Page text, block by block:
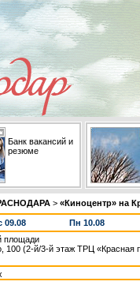
Банк вакансий и
резюме
> «Киноцентр» на
09.08
Пн 10.08
площади
100 (2-й/3-й этаж ТРЦ «Красная